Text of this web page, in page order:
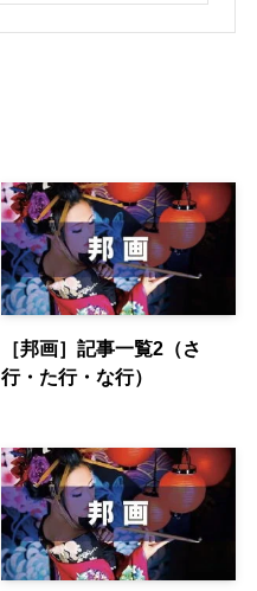
［邦画］記事一覧2（さ
行・た行・な行）